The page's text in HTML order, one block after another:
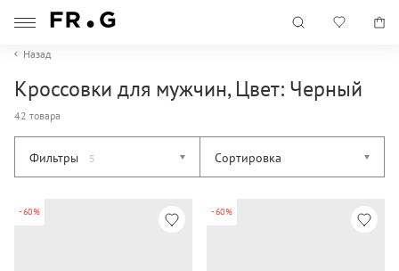
Назад
Кроссовки для мужчин, Цвет: Черный
42 товара
Фильтры 5 Сортировка
-60% -60%